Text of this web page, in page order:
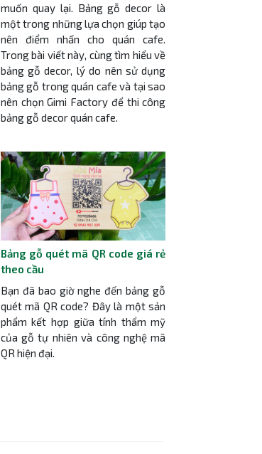
muốn quay lại. Bảng gỗ decor là
một trong những lựa chọn giúp tạo
nên điểm nhấn cho quán cafe.
Trong bài viết này, cùng tìm hiểu về
bảng gỗ decor, lý do nên sử dụng
bảng gỗ trong quán cafe và tại sao
nên chọn Gimi Factory để thi công
bảng gỗ decor quán cafe.
Bảng gỗ quét mã QR code giá rẻ
theo cầu
Bạn đã bao giờ nghe đến bảng gỗ
quét mã QR code? Đây là một sản
phẩm kết hợp giữa tính thẩm mỹ
của gỗ tự nhiên và công nghệ mã
QR hiện đại.